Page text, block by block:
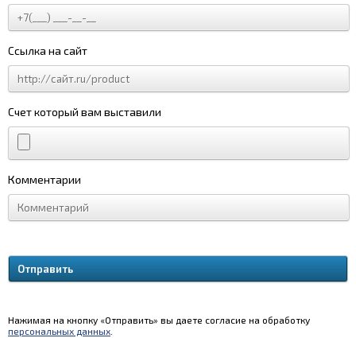
Ссылка на сайт
Счет который вам выставили
Комментарии
Нажимая на кнопку «Отправить» вы даете согласие на обработку
персональных данных